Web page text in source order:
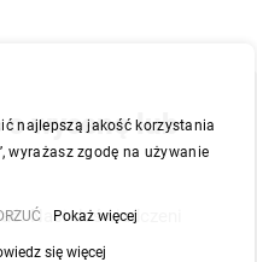
o wycenę lub
Nasi doświadczeni
najlepszą jakość korzystania
wyrażasz zgodę na używanie
Pokaż więcej
się więcej